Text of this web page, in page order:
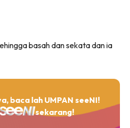
basah dan sekata dan ia
baca lah UMPAN seeNI!
sekarang!